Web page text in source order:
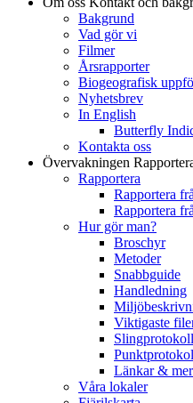
Bakgrund
Vad gör vi
Filmer
Årsrapporter
Biogeografisk
Nyhetsbrev
In English
Butterfly
Kontakta oss
Övervakningen
Rapportera
Rapportera
Rapportera
Hur gör man?
Broschyr
Metoder
Snabbguide
Handledning
Viktigaste
Slingprotokoll
Länkar &
Våra lokaler